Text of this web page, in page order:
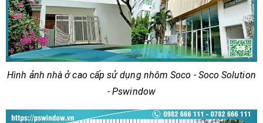
Hình ảnh nhà ở cao cấp sử dụng nhôm Soco - Soco Solution
- Pswindow